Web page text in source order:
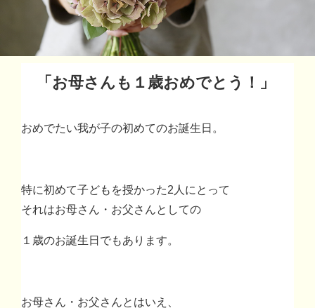
「お母さんも１歳おめでとう！」
おめでたい我が子の初めてのお誕生日。
特に初めて子どもを授かった2人にとって
それはお母さん・お父さんとしての
１歳のお誕生日でもあります。
お母さん・お父さんとはいえ、